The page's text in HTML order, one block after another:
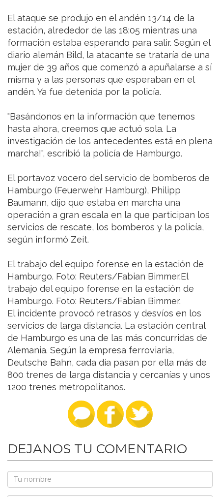
El ataque se produjo en el andén 13/14 de la
estación, alrededor de las 18:05 mientras una
formación estaba esperando para salir. Según el
diario alemán Bild, la atacante se trataría de una
mujer de 39 años que comenzó a apuñalarse a sí
misma y a las personas que esperaban en el
andén. Ya fue detenida por la policía.
"Basándonos en la información que tenemos
hasta ahora, creemos que actuó sola. La
investigación de los antecedentes está en plena
marcha!", escribió la policía de Hamburgo.
El portavoz vocero del servicio de bomberos de
Hamburgo (Feuerwehr Hamburg), Philipp
Baumann, dijo que estaba en marcha una
operación a gran escala en la que participan los
servicios de rescate, los bomberos y la policía,
según informó Zeit.
El trabajo del equipo forense en la estación de
Hamburgo. Foto: Reuters/Fabian Bimmer.El
trabajo del equipo forense en la estación de
Hamburgo. Foto: Reuters/Fabian Bimmer.
El incidente provocó retrasos y desvíos en los
servicios de larga distancia. La estación central
de Hamburgo es una de las más concurridas de
Alemania. Según la empresa ferroviaria,
Deutsche Bahn, cada día pasan por ella más de
800 trenes de larga distancia y cercanías y unos
1200 trenes metropolitanos.
DEJANOS TU COMENTARIO